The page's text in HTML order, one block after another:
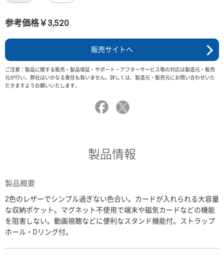
参考価格￥3,520
販売サイトへ
ご注意：製品に関する販売・製品保証・サポート・アフターサービス等の対応は製造元・販売
元が行い、弊社はいかなる責任も負いません。詳しくは、製造元・販売元にお問い合わせいた
だきますようお願いいたします。
製品情報
製品概要
2色のレザーでシンプル過ぎない色合い。カードが入れられる大容量
な収納ポケット。マグネット不使用で端末や磁気カードなどの機能
を阻害しない。動画視聴などに便利なスタンド機能付。ストラップ
ホール・Dリング付。